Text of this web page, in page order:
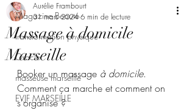
Magazine Beauté
transformation physique
Oracle
masseuse marseille
EVJF MARSEILLE
Massage à domicile
Marseille
Aurélie Frambourt
31 mars 2024 6 min de lecture
Booker un massage à domicile.
Comment ça marche et comment on
s'organise ?